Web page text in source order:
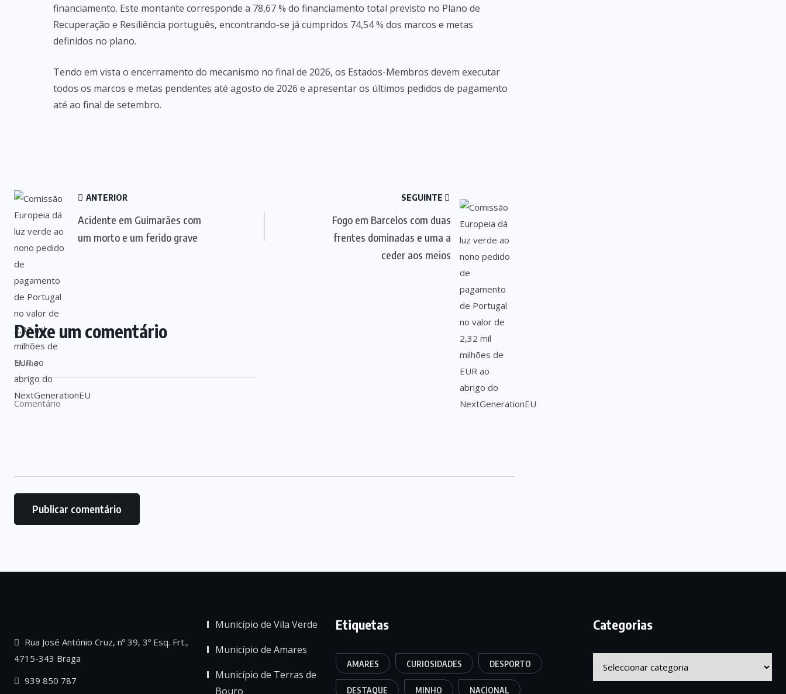
financiamento. Este montante corresponde a 78,67 % do financiamento total previsto no Plano de
Recuperação e Resiliência português, encontrando-se já cumpridos 74,54 % dos marcos e metas
definidos no plano.
Tendo em vista o encerramento do mecanismo no final de 2026, os Estados-Membros devem executar
todos os marcos e metas pendentes até agosto de 2026 e apresentar os últimos pedidos de pagamento
até ao final de setembro.
ANTERIOR
Acidente em Guimarães com
um morto e um ferido grave
SEGUINTE
Fogo em Barcelos com duas
frentes dominadas e uma a
ceder aos meios
Deixe um comentário
Rua José António Cruz, nº 39, 3º Esq. Frt.,
4715-343 Braga
939 850 787
Município de Vila Verde
Município de Amares
Município de Terras de
Bouro
Etiquetas
AMARES CURIOSIDADES DESPORTO
DESTAQUE MINHO NACIONAL
Categorias